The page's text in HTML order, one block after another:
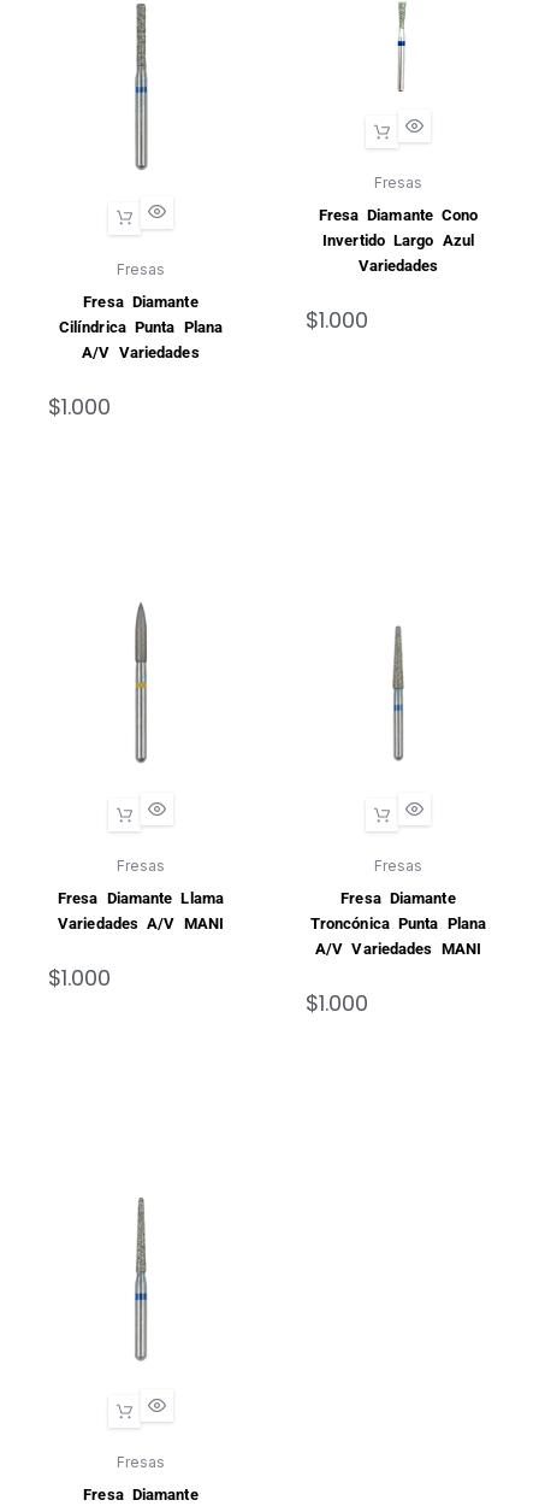
Fresas
Fresa Diamante
Cilíndrica Punta Plana
A/V Variedades
$1.000
Fresas
Fresa Diamante Cono
Invertido Largo Azul
Variedades
$1.000
Fresas
Fresa Diamante Llama
Variedades A/V MANI
$1.000
Fresas
Fresa Diamante
Troncónica Punta Plana
A/V Variedades MANI
$1.000
Fresas
Fresa Diamante